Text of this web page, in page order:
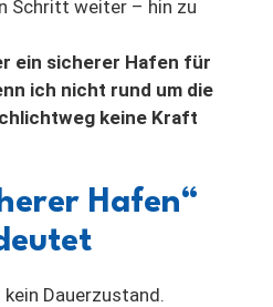
Schritt weiter – hin zu
ein sicherer Hafen für
ich nicht rund um die
keine Kraft
Hafen“
Dauerzustand.